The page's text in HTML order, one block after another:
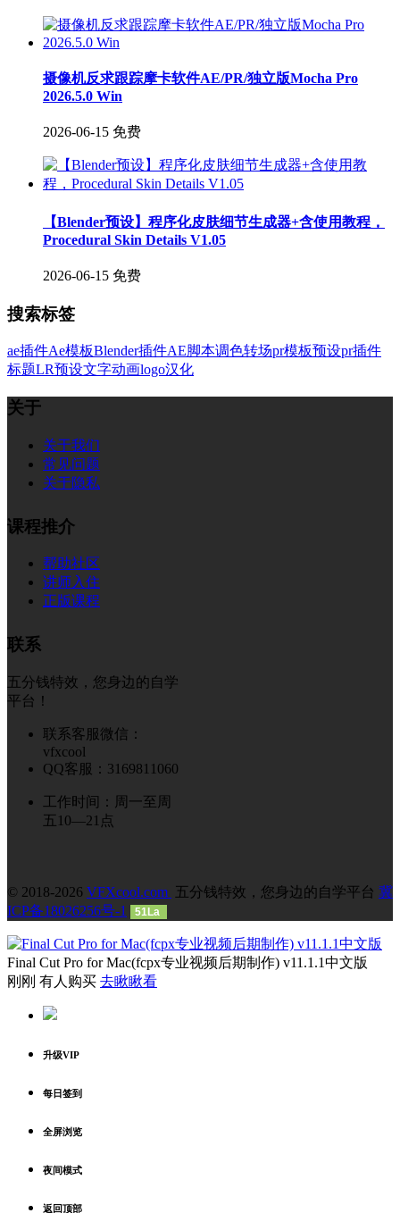
摄像机反求跟踪摩卡软件AE/PR/独立版Mocha Pro
2026.5.0 Win
2026-06-15 免费
【Blender预设】程序化皮肤细节生成器+含使用教程，
Procedural Skin Details V1.05
2026-06-15 免费
搜索标签
ae插件Ae模板Blender插件AE脚本调色转场pr模板预设pr插件
标题LR预设文字动画logo汉化
关于
关于我们
常见问题
关于隐私
课程推介
帮助社区
讲师入住
正版课程
联系
五分钱特效，您身边的自学
平台！
联系客服微信：
vfxcool
QQ客服：3169811060
工作时间：周一至周
五10—21点
© 2018-2026 VFXcool.com 五分钱特效，您身边的自学平台 冀
ICP备18026256号-1
51La
Final Cut Pro for Mac(fcpx专业视频后期制作) v11.1.1中文版
刚刚 有人购买 去瞅瞅看
升级VIP
每日签到
全屏浏览
夜间模式
返回顶部